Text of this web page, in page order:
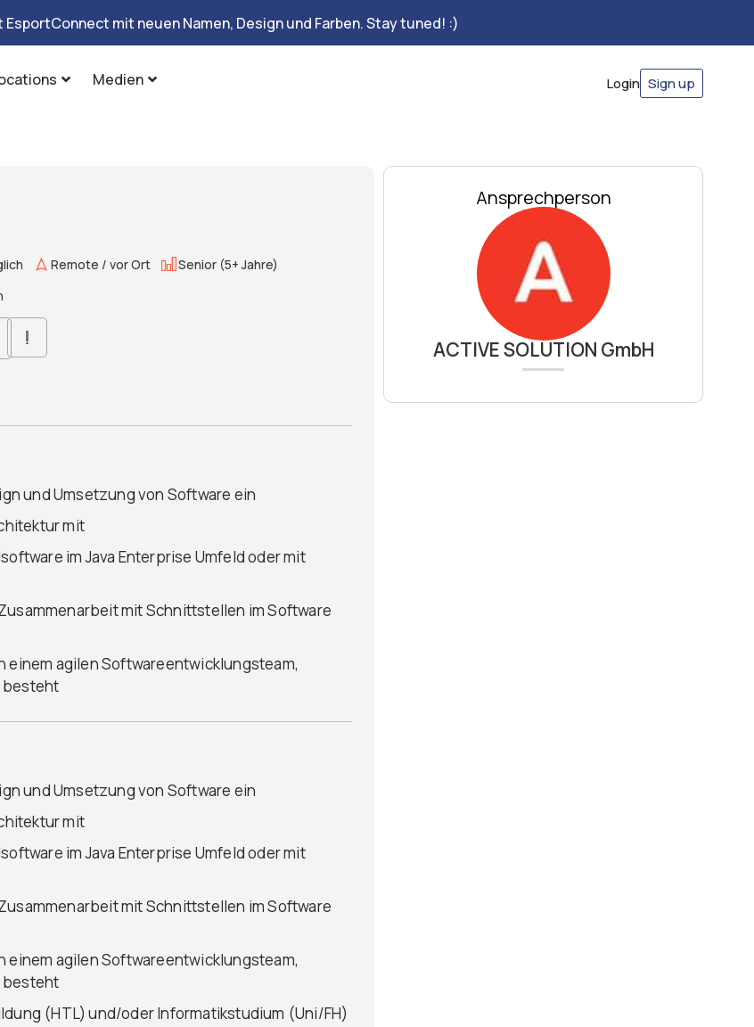
EsportConnect mit neuen Namen, Design und Farben. Stay tuned! :)
Medien Login Sign up
Remote / vor Ort
Senior (5+ Jahre)
und Umsetzung von Software ein
mit
im Java Enterprise Umfeld oder mit
mit Schnittstellen im Software
agilen Softwareentwicklungsteam,
besteht
und Umsetzung von Software ein
mit
im Java Enterprise Umfeld oder mit
mit Schnittstellen im Software
agilen Softwareentwicklungsteam,
besteht
(HTL) und/oder Informatikstudium (Uni/FH)
Ansprechperson
ACTIVE SOLUTION GmbH